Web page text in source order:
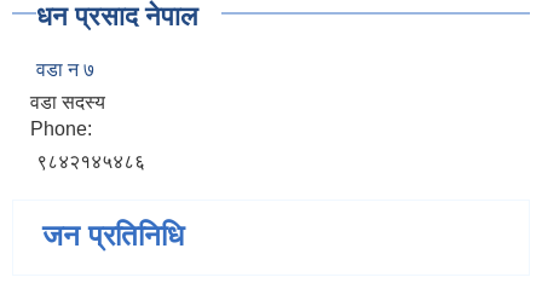
धन प्रसाद नेपाल
वडा न‍‌ ७
वडा सदस्य
Phone:
९८४२१४५४८६
जन प्रतिनिधि